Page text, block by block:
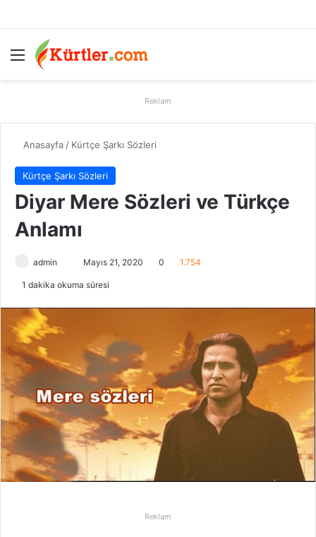
Menü
Reklam
Anasayfa / Kürtçe Şarkı Sözleri
Kürtçe Şarkı Sözleri
Diyar Mere Sözleri ve Türkçe
Anlamı
admin
e
o
t
a
g
ö
d
Mayıs 21, 2020 0 1.754
1 dakika okuma süresi
Reklam